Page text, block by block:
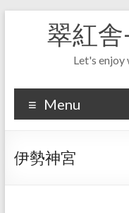
翠紅
Let's
Menu
伊勢神宮